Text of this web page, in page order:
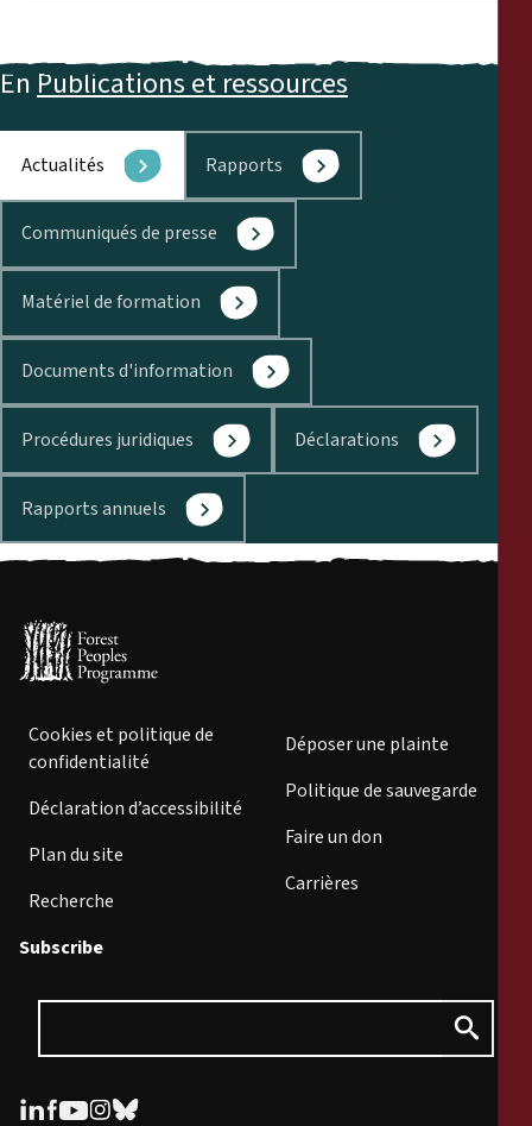
En Publications et ressources
Actualités Rapports
Communiqués de presse
Matériel de formation
Documents d'information
Procédures juridiques Déclarations
Rapports annuels
Cookies et politique de
confidentialité
Déclaration d’accessibilité
Plan du site
Recherche
Déposer une plainte
Politique de sauvegarde
Faire un don
Carrières
Subscribe